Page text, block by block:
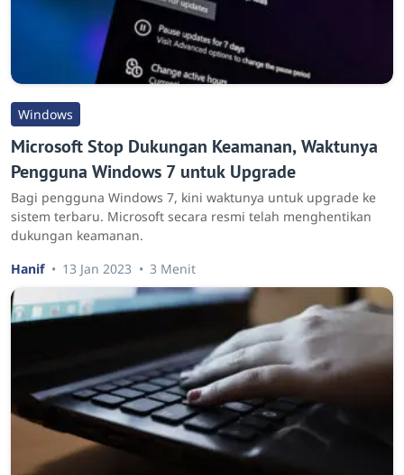
Windows
Microsoft Stop Dukungan Keamanan, Waktunya
Pengguna Windows 7 untuk Upgrade
Bagi pengguna Windows 7, kini waktunya untuk upgrade ke
sistem terbaru. Microsoft secara resmi telah menghentikan
dukungan keamanan.
Hanif
13 Jan 2023 3 Menit